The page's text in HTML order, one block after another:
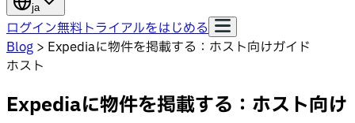
ja
ログイン無料トライアルをはじめる
Blog > Expediaに物件を掲載する：ホスト向けガイド
ホスト
Expediaに物件を掲載する：ホスト向け